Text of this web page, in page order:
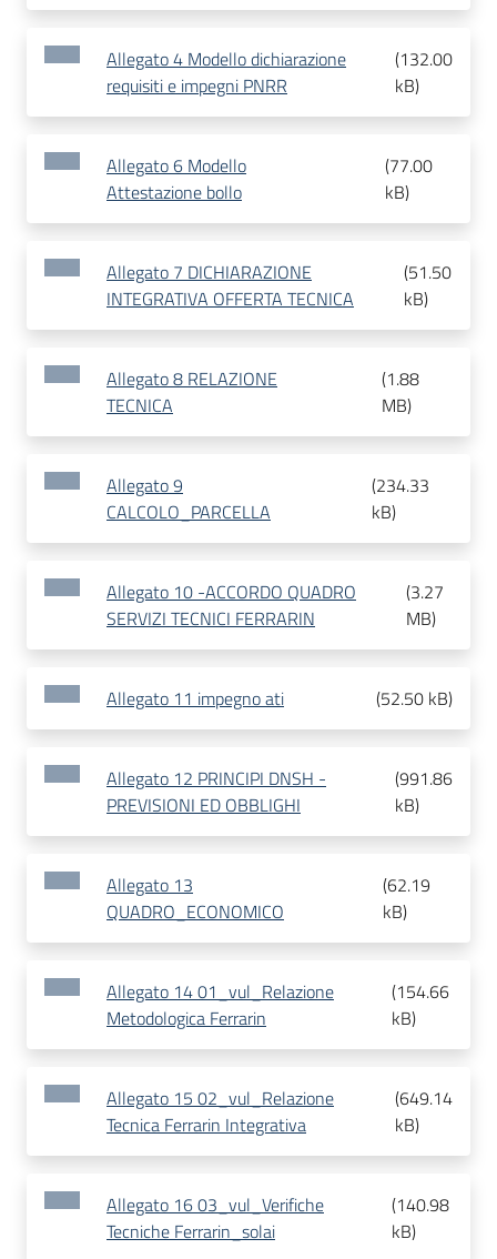
Allegato 4 Modello dichiarazione
requisiti e impegni PNRR
(132.00
kB)
Allegato 6 Modello
Attestazione bollo
(77.00
kB)
Allegato 7 DICHIARAZIONE
INTEGRATIVA OFFERTA TECNICA
(51.50
kB)
Allegato 8 RELAZIONE
TECNICA
(1.88
MB)
Allegato 9
CALCOLO_PARCELLA
(234.33
kB)
Allegato 10 -ACCORDO QUADRO
SERVIZI TECNICI FERRARIN
(3.27
MB)
Allegato 11 impegno ati (52.50 kB)
Allegato 12 PRINCIPI DNSH -
PREVISIONI ED OBBLIGHI
(991.86
kB)
Allegato 13
QUADRO_ECONOMICO
(62.19
kB)
Allegato 14 01_vul_Relazione
Metodologica Ferrarin
(154.66
kB)
Allegato 15 02_vul_Relazione
Tecnica Ferrarin Integrativa
(649.14
kB)
Allegato 16 03_vul_Verifiche
Tecniche Ferrarin_solai
(140.98
kB)